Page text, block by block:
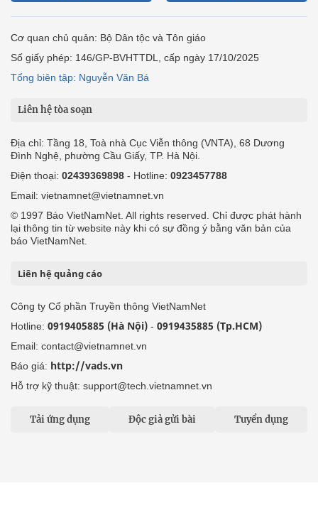
Cơ quan chủ quản: Bộ Dân tộc và Tôn giáo
Số giấy phép: 146/GP-BVHTTDL, cấp ngày 17/10/2025
Tổng biên tập: Nguyễn Văn Bá
Liên hệ tòa soạn
Địa chỉ: Tầng 18, Toà nhà Cục Viễn thông (VNTA), 68 Dương
Đình Nghệ, phường Cầu Giấy, TP. Hà Nội.
Điện thoại: 02439369898 - Hotline: 0923457788
Email: vietnamnet@vietnamnet.vn
© 1997 Báo VietNamNet. All rights reserved. Chỉ được phát hành
lại thông tin từ website này khi có sự đồng ý bằng văn bản của
báo VietNamNet.
Liên hệ quảng cáo
Công ty Cổ phần Truyền thông VietNamNet
Hotline: 0919405885 (Hà Nội) - 0919435885 (Tp.HCM)
Email: contact@vietnamnet.vn
Báo giá: http://vads.vn
Hỗ trợ kỹ thuật: support@tech.vietnamnet.vn
Tải ứng dụng Độc giả gửi bài Tuyển dụng